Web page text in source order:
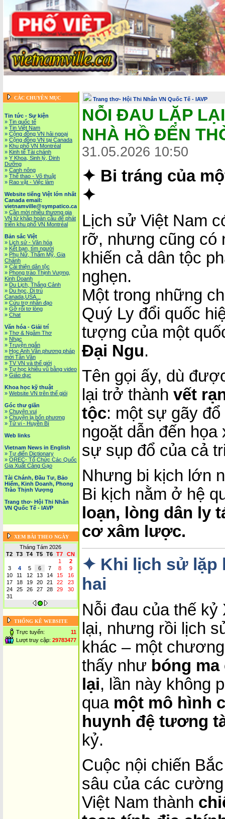
CÁC CHUYÊN MỤC
Tin tức - Sự kiện
» Tin quốc tế
» Tin Việt Nam
» Cộng đồng VN hải ngoại
» Cộng đồng VN tại Canada
» Khu phố VN Montréal
» Kinh tế Tài chánh
» Y Khoa, Sinh lý, Dinh
Dưỡng
» Canh nông
» Thể thao - Võ thuật
» Rao vặt - Việc làm
Website tiếng Việt lớn nhất
Canada email:
vietnamville@sympatico.ca
» Cần mời nhiều thương gia
VN từ khắp hoàn cầu để phát
triễn khu phố VN Montréal
Bản sắc Việt
» Lịch sử - Văn hóa
» Kết bạn, tìm người
» Phụ Nữ, Thẩm Mỹ, Gia
Chánh
» Cải thiện dân tộc
» Phong trào Thịnh Vượng,
Kinh Doanh
» Du Lịch, Thắng Cảnh
» Du học, Di trú
Canada,USA...
» Cứu trợ nhân đạo
» Gỡ rối tơ lòng
» Chat
Văn hóa - Giải trí
» Thơ & Ngâm Thơ
» Nhạc
» Truyện ngắn
» Học Anh Văn phương pháp
mới Tân Văn
» TV VN và thế giới
» Tự học khiêu vũ bằng video
» Giáo dục
Khoa học kỹ thuật
» Website VN trên thế giói
Góc thư giãn
» Chuyện vui
» Chuyện lạ bốn phương
» Tử vi - Huyền Bí
Web links
Vietnam News in English
» Tự điển Dictionary
» OREC- Tố Chức Các Quốc
Gia Xuất Cảng Gạo
Tài Chánh, Đầu Tư, Bảo
Hiểm, Kinh Doanh, Phong
Trào Thịnh Vượng
Trang thơ- Hội Thi Nhân
VN Quốc Tế - IAVP
XEM BÀI THEO NGÀY
Tháng Tám 2026
T2
T3 T4 T5 T6 T7
CN
1
2
3
4 5 6 7 8
9
10
11 12 13 14 15
16
17
18 19 20 21 22
23
24
25 26 27 28 29
30
31
THỐNG KÊ WEBSITE
Trực tuyến:
11
Lượt truy cập: 29783477
Trang thơ- Hội Thi Nhân VN Quốc Tế - IAVP
NỖI ĐAU LẶP
NHÀ HỒ ĐẾN
31.05.2026 10:50
✦ Bi tráng của
✦
Lịch sử Việt Nam
rỡ, nhưng cũng có
khiến cả dân tộc
nghẹn.
Một trong những
Quý Ly đổi quốc
tượng của một
Đại Ngu.
Tên gọi ấy, dù
lại trở thành vết
tộc: một sự gãy
ngoặt dẫn đến
sự sụp đổ của cả
Nhưng bi kịch lớn
Bi kịch nằm ở hệ
loạn, lòng dân ly
cơ xâm lược.
✦ Khi lịch sử lặp
hai
Nỗi đau của thế
lại, nhưng rồi lịch
khác – một
thấy như bóng
lại, lần này không
qua một mô hình
huynh đệ tương
kỷ.
Cuộc nội chiến
sâu của các
Việt Nam thành